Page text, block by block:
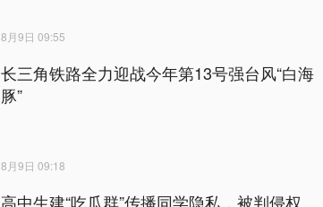
8月9日 09:55
长三角铁路全力迎战今年第13号强台风“白海
豚”
8月9日 09:18
高中生建“吃瓜群”传播同学隐私，被判侵权